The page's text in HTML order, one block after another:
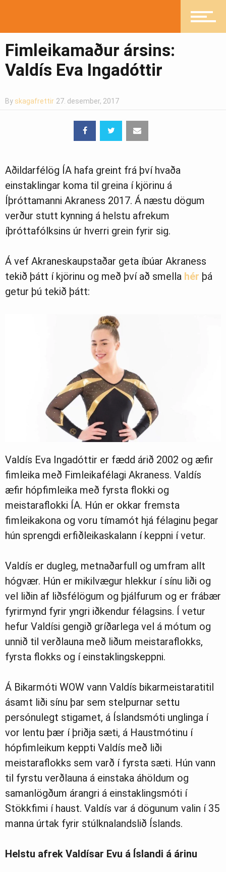
Pistlar
Ljósmyndasafn
Fimleikamaður ársins:
Valdís Eva Ingadóttir
By skagafrettir 27. desember, 2017
Aðildarfélög ÍA hafa greint frá því hvaða
einstaklingar koma til greina í kjörinu á
Íþróttamanni Akraness 2017. Á næstu dögum
verður stutt kynning á helstu afrekum
íþróttafólksins úr hverri grein fyrir sig.
Á vef Akraneskaupstaðar geta íbúar Akraness
tekið þátt í kjörinu og með því að smella hér þá
getur þú tekið þátt:
Valdís Eva Ingadóttir er fædd árið 2002 og æfir
fimleika með Fimleikafélagi Akraness. Valdís
æfir hópfimleika með fyrsta flokki og
meistaraflokki ÍA. Hún er okkar fremsta
fimleikakona og voru tímamót hjá félaginu þegar
hún sprengdi erfiðleikaskalann í keppni í vetur.
Valdís er dugleg, metnaðarfull og umfram allt
hógvær. Hún er mikilvægur hlekkur í sínu liði og
vel liðin af liðsfélögum og þjálfurum og er frábær
fyrirmynd fyrir yngri iðkendur félagsins. Í vetur
hefur Valdísi gengið gríðarlega vel á mótum og
unnið til verðlauna með liðum meistaraflokks,
fyrsta flokks og í einstaklingskeppni.
Á Bikarmóti WOW vann Valdís bikarmeistaratitil
ásamt liði sínu þar sem stelpurnar settu
persónulegt stigamet, á Íslandsmóti unglinga í
vor lentu þær í þriðja sæti, á Haustmótinu í
hópfimleikum keppti Valdís með liði
meistaraflokks sem varð í fyrsta sæti. Hún vann
til fyrstu verðlauna á einstaka áhöldum og
samanlögðum árangri á einstaklingsmóti í
Stökkfimi í haust. Valdís var á dögunum valin í 35
manna úrtak fyrir stúlknalandslið Íslands.
Helstu afrek Valdísar Evu á Íslandi á árinu